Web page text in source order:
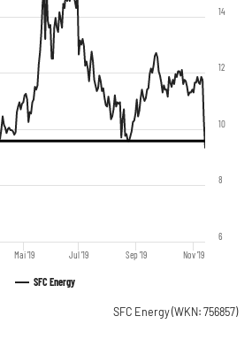
SFC Energy
Mai '19 Jul '19 Sep '19 Nov '19
6
8
10
12
14
SFC Energy(WKN: 756857)